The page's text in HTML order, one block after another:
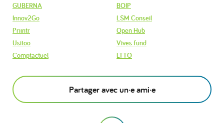
GUBERNA
Innov2Go
Priintr
Usitoo
Comptactuel
BOIP
LSM Conseil
Open Hub
Vives fund
LTTO
Partager avec un·e ami·e